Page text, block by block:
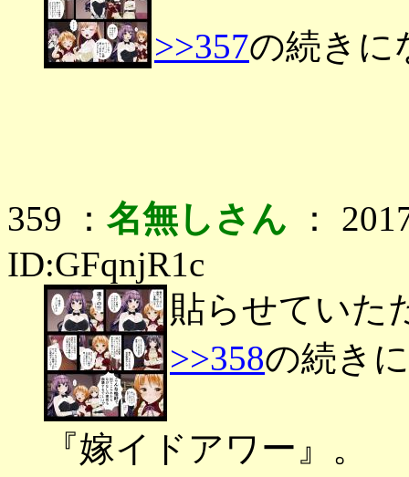
>>357の続きに
359 ： 名無しさん ：
ID:GFqnjR1c
貼らせていた
>>358の続き
『嫁イドアワー』。